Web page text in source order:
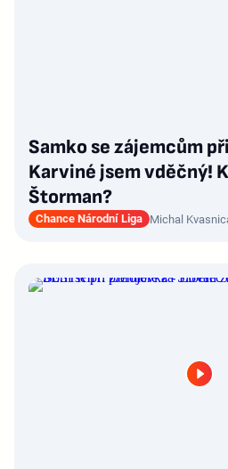
Samko se zájemcům
Karviné jsem vděčný!
Štorman?
Chance Národní Liga Michal